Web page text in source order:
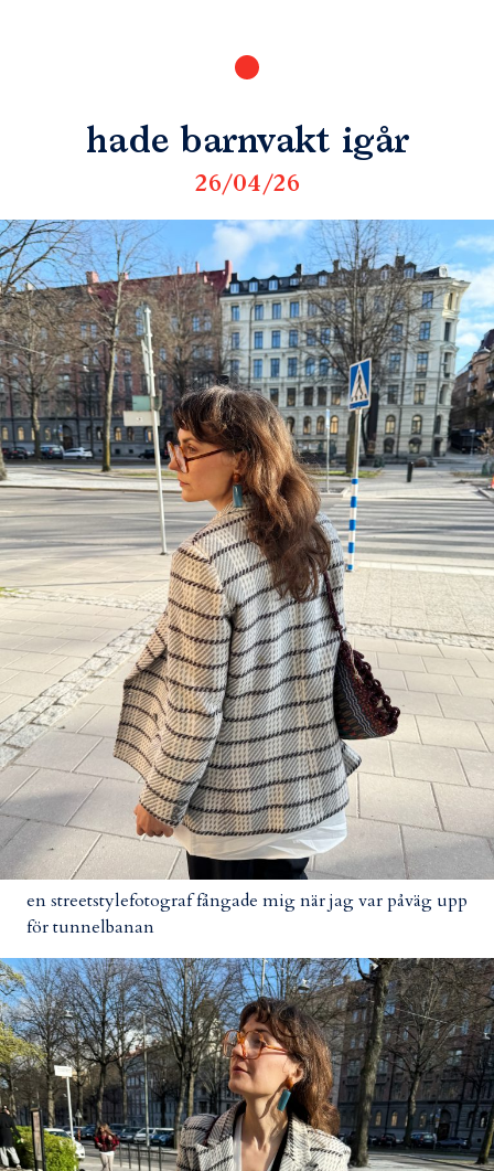
hade barnvakt igår
26/04/26
en streetstylefotograf fångade mig när jag var påväg upp
för tunnelbanan